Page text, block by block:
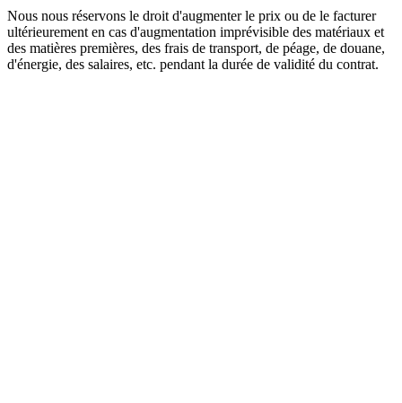
Nous nous réservons le droit d'augmenter le prix ou de le facturer
ultérieurement en cas d'augmentation imprévisible des matériaux et
des matières premières, des frais de transport, de péage, de douane,
d'énergie, des salaires, etc. pendant la durée de validité du contrat.